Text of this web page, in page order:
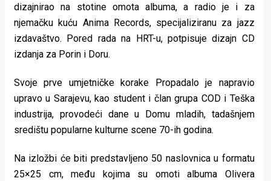
Places
Aktivizam
Promo
About
Magazin
dizajnirao na stotine omota albuma, a radio je i za
njemačku kuću Anima Records, specijaliziranu za jazz
izdavaštvo. Pored rada na HRT-u, potpisuje dizajn CD
izdanja za Porin i Doru.
Svoje prve umjetničke korake Propadalo je napravio
upravo u Sarajevu, kao student i član grupa COD i Teška
industrija, provodeći dane u Domu mladih, tadašnjem
središtu popularne kulturne scene 70-ih godina.
Na izložbi će biti predstavljeno 50 naslovnica u formatu
25×25 cm, među kojima su omoti albuma Olivera